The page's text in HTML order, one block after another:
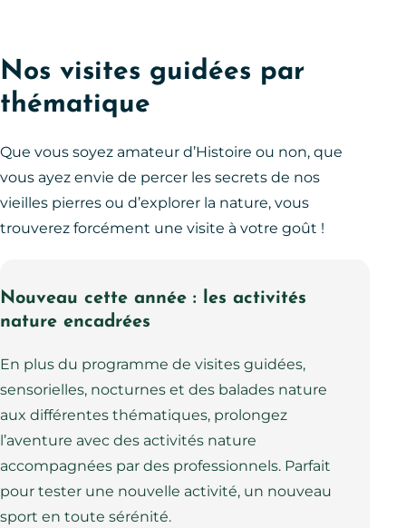
Nos visites guidées par
thématique
Que vous soyez amateur d’Histoire ou non, que
vous ayez envie de percer les secrets de nos
vieilles pierres ou d’explorer la nature, vous
trouverez forcément une visite à votre goût !
Nouveau cette année : les activités
nature encadrées
En plus du programme de visites guidées,
sensorielles, nocturnes et des balades nature
aux différentes thématiques, prolongez
l’aventure avec des activités nature
accompagnées par des professionnels. Parfait
pour tester une nouvelle activité, un nouveau
sport en toute sérénité.